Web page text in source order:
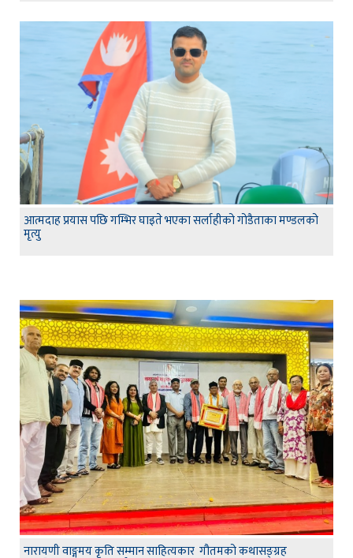
आत्मदाह प्रयास पछि गम्भिर घाइते भएका सर्लाहीको गोडैताका मण्डलको
मृत्यु
नारायणी वाङ्गमय कृति सम्मान साहित्यकार गौतमको कथासङ्ग्रह